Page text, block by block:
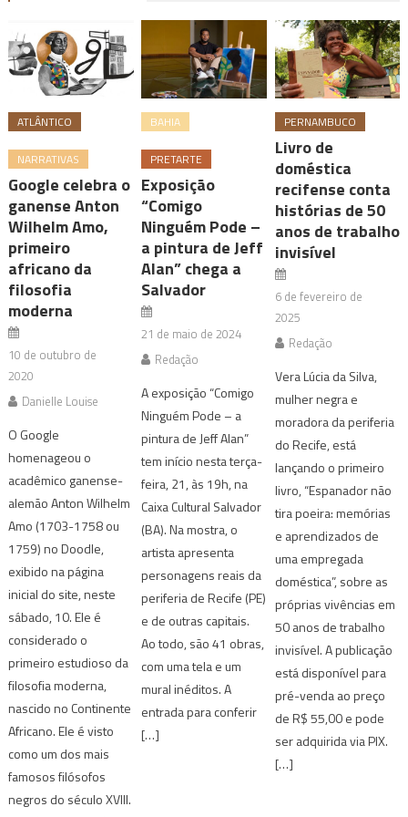
ATLÂNTICO
NARRATIVAS
Google celebra o
ganense Anton
Wilhelm Amo,
primeiro
africano da
filosofia
moderna
10 de outubro de
2020
Danielle Louise
O Google
homenageou o
acadêmico ganense-
alemão Anton Wilhelm
Amo (1703-1758 ou
1759) no Doodle,
exibido na página
inicial do site, neste
sábado, 10. Ele é
considerado o
primeiro estudioso da
filosofia moderna,
nascido no Continente
Africano. Ele é visto
como um dos mais
famosos filósofos
negros do século XVIII.
BAHIA
PRETARTE
Exposição
“Comigo
Ninguém Pode –
a pintura de Jeff
Alan” chega a
Salvador
21 de maio de 2024
Redação
A exposição “Comigo
Ninguém Pode – a
pintura de Jeff Alan”
tem início nesta terça-
feira, 21, às 19h, na
Caixa Cultural Salvador
(BA). Na mostra, o
artista apresenta
personagens reais da
periferia de Recife (PE)
e de outras capitais.
Ao todo, são 41 obras,
com uma tela e um
mural inéditos. A
entrada para conferir
[…]
PERNAMBUCO
Livro de
doméstica
recifense conta
histórias de 50
anos de trabalho
invisível
6 de fevereiro de
2025
Redação
Vera Lúcia da Silva,
mulher negra e
moradora da periferia
do Recife, está
lançando o primeiro
livro, “Espanador não
tira poeira: memórias
e aprendizados de
uma empregada
doméstica”, sobre as
próprias vivências em
50 anos de trabalho
invisível. A publicação
está disponível para
pré-venda ao preço
de R$ 55,00 e pode
ser adquirida via PIX.
[…]